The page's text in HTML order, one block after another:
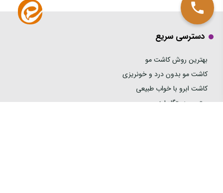
دسترسی سریع
بهترین روش کاشت مو
کاشت مو بدون درد و خونریزی
کاشت ابرو با خواب طبیعی
بهترین دستگاه لیزر